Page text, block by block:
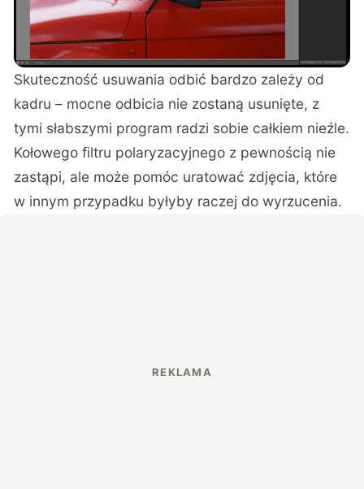
Skuteczność usuwania odbić bardzo zależy od
kadru – mocne odbicia nie zostaną usunięte, z
tymi słabszymi program radzi sobie całkiem nieźle.
Kołowego filtru polaryzacyjnego z pewnością nie
zastąpi, ale może pomóc uratować zdjęcia, które
w innym przypadku byłyby raczej do wyrzucenia.